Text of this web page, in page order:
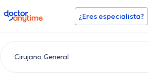
doctoranytime ¿Eres especialista?